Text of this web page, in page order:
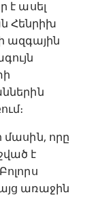
է ասել
Հենրիխ
ազգային
մասին, որը
է
առաջին